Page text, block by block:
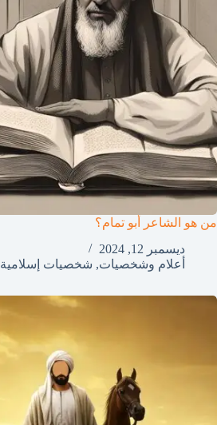
من هو الشاعر أبو تمام؟
ديسمبر 12, 2024
أعلام وشخصيات, شخصيات إسلامية